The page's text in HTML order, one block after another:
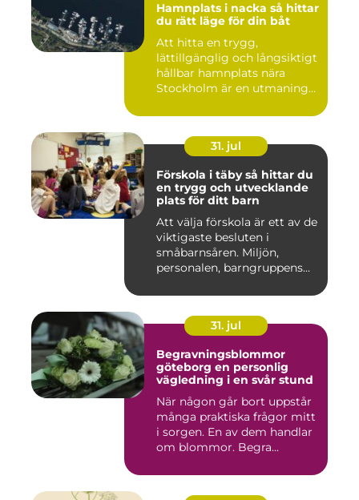
Hamnplats i nacka så hittar
du rätt läge för din båt
Att hitta en trygg,
lättillgänglig och långsiktigt
hållbar hamnplats nära
Stockholm är en utmaning
31. jul
Förskola i täby så hittar du
en trygg och utvecklande
plats för ditt barn
Att välja förskola är ett av de
viktigaste besluten i
småbarnsåren. Miljön,
personalen, barngruppens...
31. jul
Begravningsblommor
göteborg en personlig
vägledning i en svår stund
När någon går bort uppstår
många praktiska frågor mitt
i sorgen. En av dem handlar
om blommor. Begra...